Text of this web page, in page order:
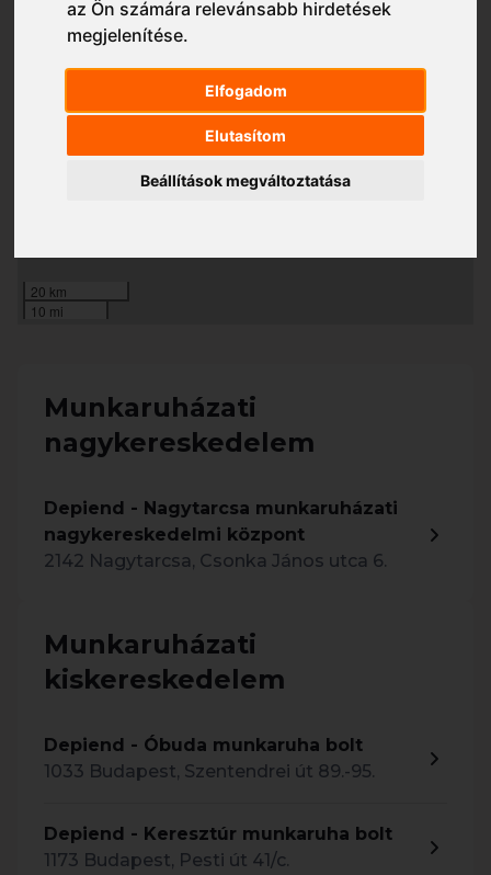
az Ön számára relevánsabb hirdetések
megjelenítése.
Elfogadom
Elutasítom
Beállítások megváltoztatása
Péntek
8:00 - 15:00
20 km
10 mi
Munkaruházati
nagykereskedelem
Depiend - Nagytarcsa munkaruházati
nagykereskedelmi központ
2142 Nagytarcsa, Csonka János utca 6.
Munkaruházati
kiskereskedelem
Depiend - Óbuda munkaruha bolt
1033 Budapest, Szentendrei út 89.-95.
Depiend - Keresztúr munkaruha bolt
1173 Budapest, Pesti út 41/c.